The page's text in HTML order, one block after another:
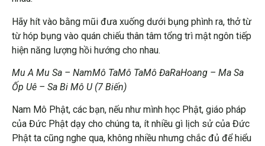
Hãy hít vào bằng mũi đưa xuống dưới bụng phình ra, thở từ
từ hóp bụng vào quán chiếu thân tâm tổng trì mật ngôn tiếp
hiện năng lượng hồi hướng cho nhau.
Mu A Mu Sa – NamMô TaMô TaMô ĐaRaHoang – Ma Sa
Ốp Uê – Sa Bi Mô U (7 Biến)
Nam Mô Phật, các bạn, nếu như mình học Phật, giáo pháp
của Đức Phật dạy cho chúng ta, ít nhiều gì lịch sử của Đức
Phật ta cũng nghe qua, không nhiều nhưng chắc đủ để hiểu